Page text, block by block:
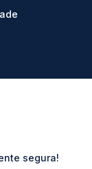
segura!